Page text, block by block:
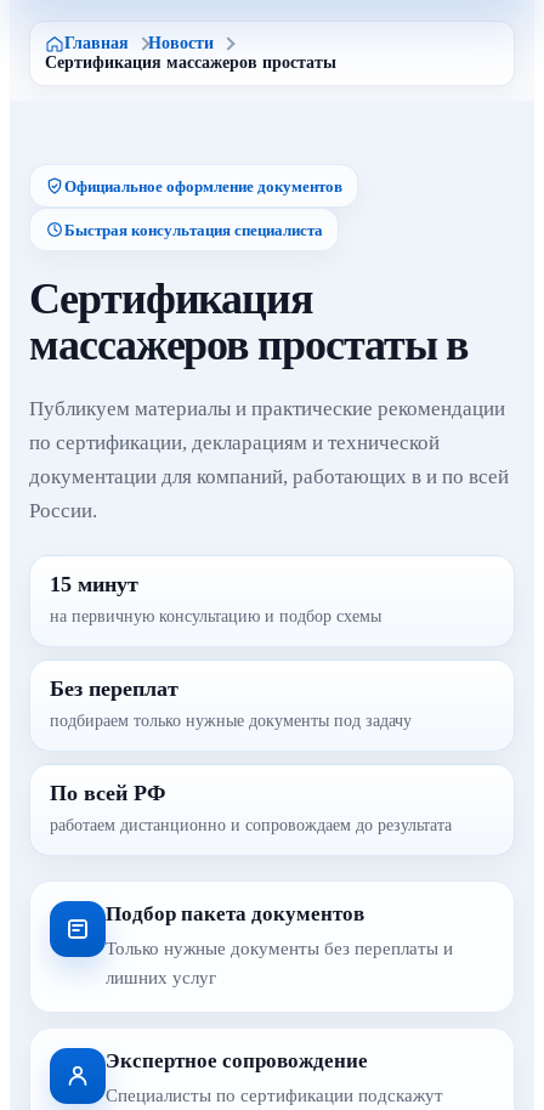
Главная
Новости
Сертификация массажеров простаты
Официальное оформление документов
Быстрая консультация специалиста
Сертификация
массажеров простаты в
Публикуем материалы и практические рекомендации
по сертификации, декларациям и технической
документации для компаний, работающих в и по всей
России.
15 минут
на первичную консультацию и подбор схемы
Без переплат
подбираем только нужные документы под задачу
По всей РФ
работаем дистанционно и сопровождаем до результата
Подбор пакета документов
Только нужные документы без переплаты и
лишних услуг
Экспертное сопровождение
Специалисты по сертификации подскажут